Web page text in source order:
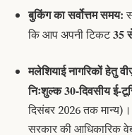
बुकिंग का सर्वोत्तम समय:
कि आप अपनी टिकट35
मलेशियाई नागरिकों हेतु
निःशुल्क 30-दिवसीय ई-
दिसंबर 2026 तक
सरकार की आधिकारिक